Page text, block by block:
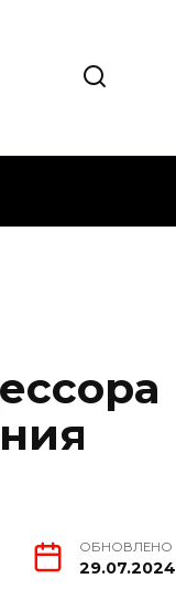
ОБНОВЛЕНО
29.07.2024